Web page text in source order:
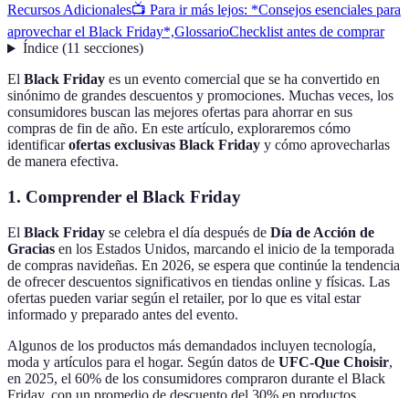
Recursos Adicionales📺 Para ir más lejos: *Consejos esenciales para
aprovechar el Black Friday*,GlossarioChecklist antes de comprar
Índice(11 secciones)
El Black Friday es un evento comercial que se ha convertido en
sinónimo de grandes descuentos y promociones. Muchas veces, los
consumidores buscan las mejores ofertas para ahorrar en sus
compras de fin de año. En este artículo, exploraremos cómo
identificarofertas exclusivas Black Friday y cómo aprovecharlas
de manera efectiva.
1. Comprender el Black Friday
El Black Friday se celebra el día después de Día de Acción de
Gracias en los Estados Unidos, marcando el inicio de la temporada
de compras navideñas. En 2026, se espera que continúe la tendencia
de ofrecer descuentos significativos en tiendas online y físicas. Las
ofertas pueden variar según el retailer, por lo que es vital estar
informado y preparado antes del evento.
Algunos de los productos más demandados incluyen tecnología,
moda y artículos para el hogar. Según datos de UFC-Que Choisir,
en 2025, el 60% de los consumidores compraron durante el Black
Friday, con un promedio de descuento del 30% en productos